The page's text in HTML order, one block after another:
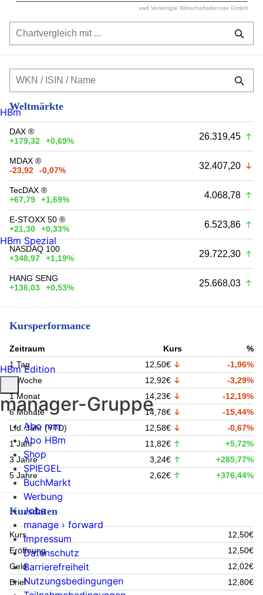
vwd Vereinigte Wirtschaftsdienste GmbH
Weltmärkte
DAX ®
+179,32
+0,69% 26.319,45
MDAX ®
-23,92
-0,07% 32.407,20
TecDAX ®
+67,79
+1,69% 4.068,78
E-STOXX 50 ®
+21,30
+0,33% 6.523,86
NASDAQ 100
+348,97
+1,19% 29.722,30
HANG SENG
+136,03
+0,53% 25.668,03
Kursperformance
Zeitraum Kurs
%
1 Tag
12,50€
-1,96%
1 Woche
12,92€
-3,29%
1 Monat
14,23€
-12,19%
6 Monate
14,78€
-15,44%
Lfd. Jahr (YTD)
12,58€
-0,67%
1 Jahr
11,82€
+5,72%
3 Jahre
3,24€
+285,77%
5 Jahre
2,62€ +376,44%
Kursdaten
Kurs
12,50€
Eröffnung
12,50€
Geld
12,02€
Brief
12,80€
HBm
HBm Spezial
HBm Edition
manager-Gruppe
Abo mm
Abo HBm
Shop
SPIEGEL
BuchMarkt
Werbung
Jobs
manage › forward
Impressum
Datenschutz
Barrierefreiheit
Nutzungsbedingungen